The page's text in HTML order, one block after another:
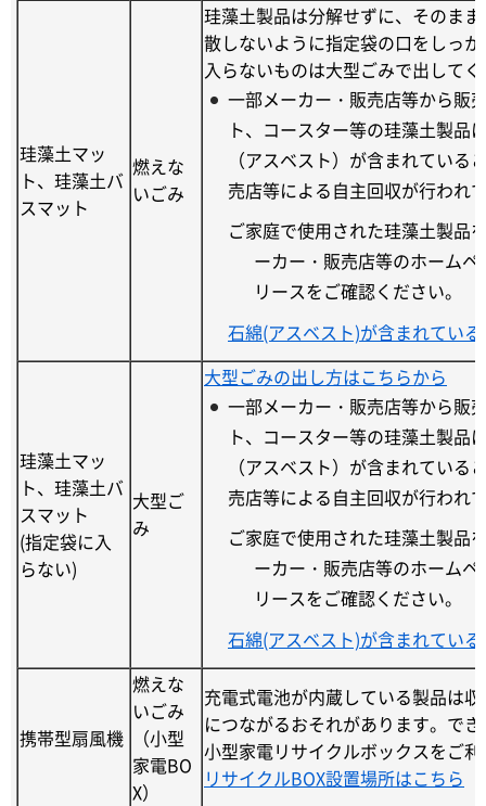
珪藻土マッ
ト、珪藻土バ
スマット
燃えな
いごみ
珪藻土製品は分解せずに、そのま
散しないように指定袋の口をしっ
入らないものは大型ごみで出して
一部メーカー・販売店等から販
ト、コースター等の珪藻土製品
（アスベスト）が含まれてい
売店等による自主回収が行われ
ご家庭で使用された珪藻土製品
ーカー・販売店等のホーム
リースをご確認ください。
石綿(アスベスト)が含まれてい
珪藻土マッ
ト、珪藻土バ
スマット
(指定袋に入
らない)
大型ご
み
大型ごみの出し方はこちらから
一部メーカー・販売店等から販
ト、コースター等の珪藻土製品
（アスベスト）が含まれてい
売店等による自主回収が行われ
ご家庭で使用された珪藻土製品
ーカー・販売店等のホーム
リースをご確認ください。
石綿(アスベスト)が含まれてい
携帯型扇風機
燃えな
いごみ
（小型
家電BO
X）
充電式電池が内蔵している製品は
につながるおそれがあります。で
小型家電リサイクルボックスをご
リサイクルBOX設置場所はこちら